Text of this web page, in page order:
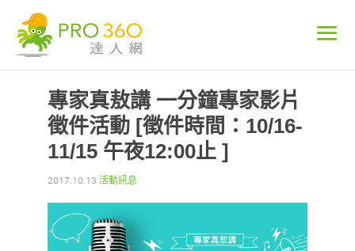
專家真敖講 一分鐘專家影片
徵件活動 [徵件時間：10/16-
11/15 午夜12:00止 ]
2017.10.13 活動訊息